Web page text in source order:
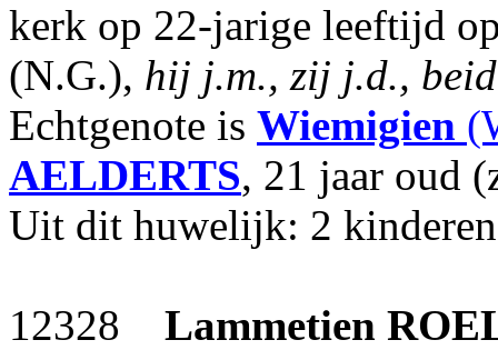
kerk op 22-jarige leeftijd
(N.G.), hij j.m., zij j.d.,
Echtgenote is Wiemigien
AELDERTS, 21 jaar oud
Uit dit huwelijk: 2
12328 Lammetien